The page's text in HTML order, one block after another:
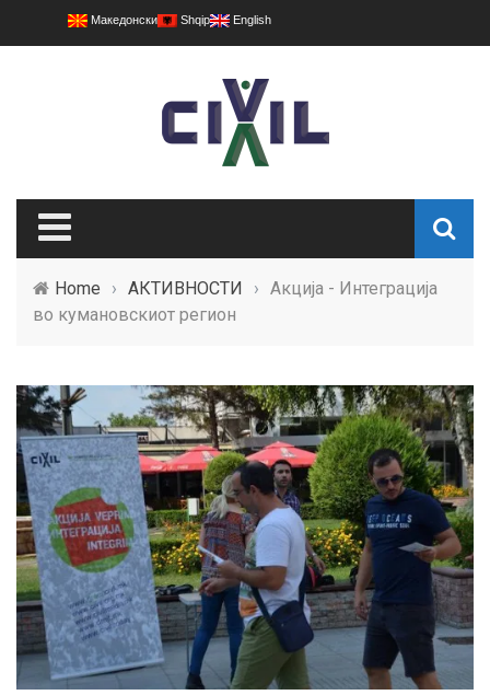
Македонски Shqip English
Home › АКТИВНОСТИ › Акција - Интеграција
во кумановскиот регион